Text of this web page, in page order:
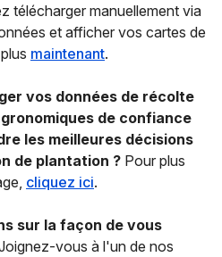
télécharger manuellement via
et afficher vos cartes de
maintenant.
vos données de récolte
de confiance
les meilleures décisions
de plantation ? Pour plus
cliquez ici.
sur la façon de vous
vous à l'un de nos